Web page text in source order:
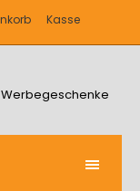
Kasse